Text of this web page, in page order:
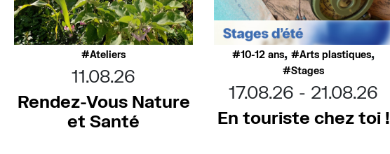
Ateliers
11.08.26
Rendez-Vous Nature
et Santé
10-12 ans, Arts plastiques,
Stages
17.08.26
21.08.26
En touriste chez toi !